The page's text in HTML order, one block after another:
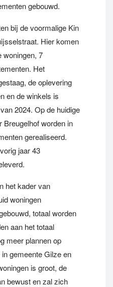
gebouwd.
bij de voormalige Kin
Hier komen
woningen, 7
Het
de oplevering
en de winkels is
2024. Op de huidige
Breugelhof worden in
gerealiseerd.
jaar 43
het kader van
woningen
totaal worden
aan het totaal
meer plannen op
gemeente Gilze en
is groot, de
bewust en zal zich